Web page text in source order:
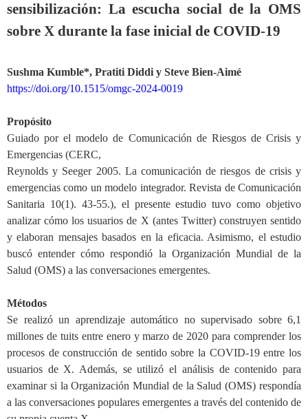
sensibilización: La escucha social de la OMS
sobre X durante la fase inicial de COVID-19
Sushma Kumble*, Pratiti Diddi y Steve Bien-Aimé
https://doi.org/10.1515/omgc-2024-0019
Propósito
Guiado por el modelo de Comunicación de Riesgos de Crisis y
Emergencias (CERC,
Reynolds y Seeger 2005. La comunicación de riesgos de crisis y
emergencias como un modelo integrador. Revista de Comunicación
Sanitaria 10(1). 43-55.), el presente estudio tuvo como objetivo
analizar cómo los usuarios de X (antes Twitter) construyen sentido
y elaboran mensajes basados en la eficacia. Asimismo, el estudio
buscó entender cómo respondió la Organización Mundial de la
Salud (OMS) a las conversaciones emergentes.
Métodos
Se realizó un aprendizaje automático no supervisado sobre 6,1
millones de tuits entre enero y marzo de 2020 para comprender los
procesos de construcción de sentido sobre la COVID-19 entre los
usuarios de X. Además, se utilizó el análisis de contenido para
examinar si la Organización Mundial de la Salud (OMS) respondía
a las conversaciones populares emergentes a través del contenido de